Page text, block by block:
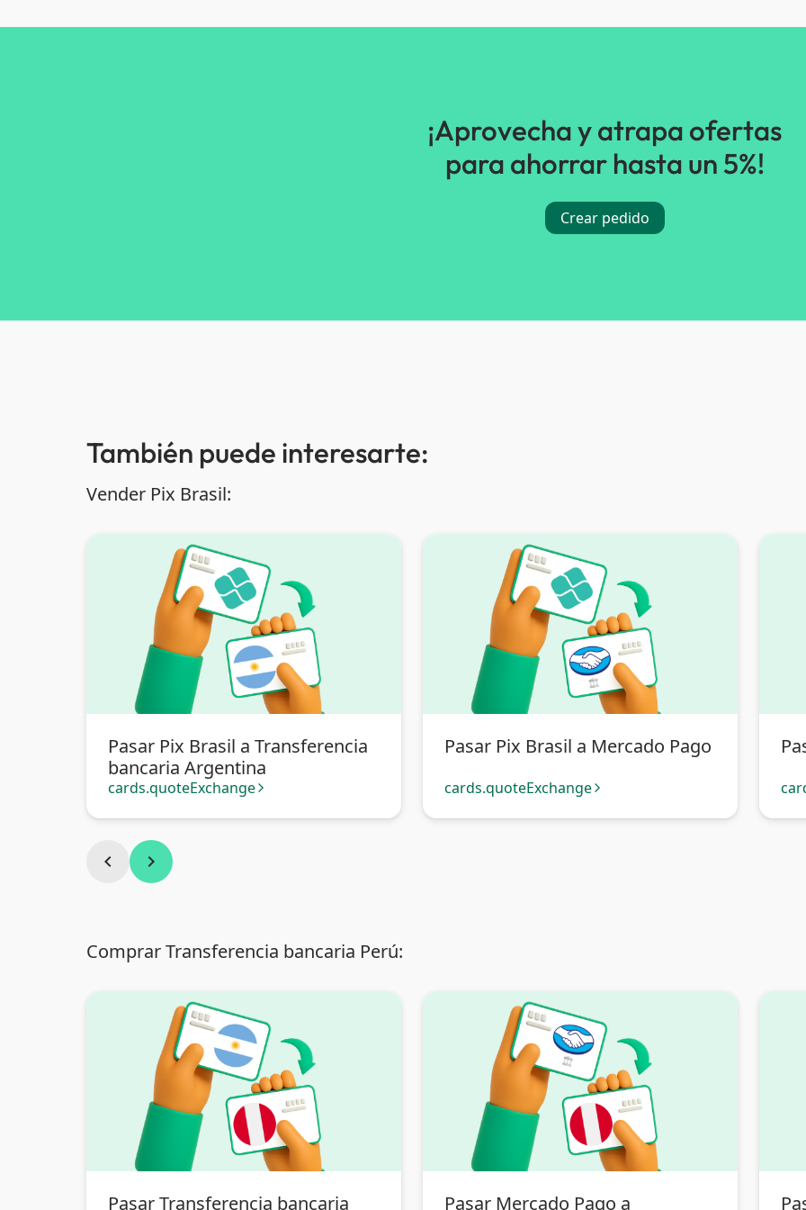
¡Aprovecha y atrapa ofertas
para ahorrar hasta un 5%!
Crear pedido
También puede interesarte:
Vender Pix Brasil:
Pasar Pix Brasil a Transferencia
bancaria Argentina
cards.quoteExchange arrow_forward_ios
Pasar Pix Brasil a Mercado Pago
cards.quoteExchange arrow_forward_ios
chevron_left chevron_right
Comprar Transferencia bancaria Perú:
Pasar Transferencia bancaria Pasar Mercado Pago a